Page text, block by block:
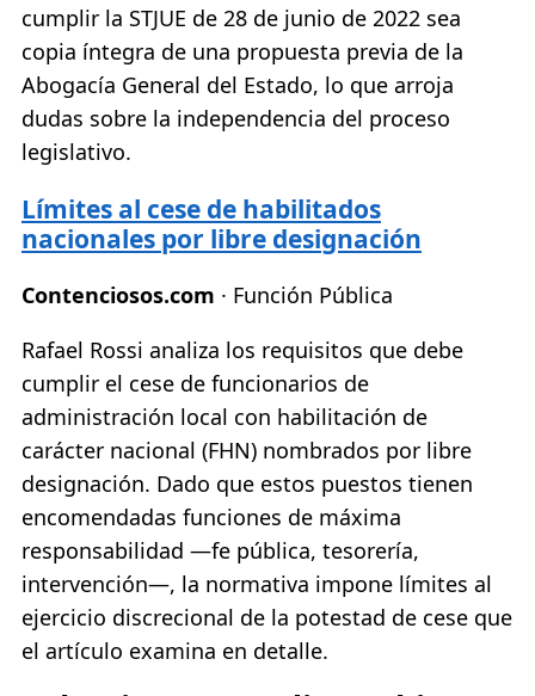
cumplir la STJUE de 28 de junio de 2022 sea
copia íntegra de una propuesta previa de la
Abogacía General del Estado, lo que arroja
dudas sobre la independencia del proceso
legislativo.
Límites al cese de habilitados
nacionales por libre designación
Contenciosos.com · Función Pública
Rafael Rossi analiza los requisitos que debe
cumplir el cese de funcionarios de
administración local con habilitación de
carácter nacional (FHN) nombrados por libre
designación. Dado que estos puestos tienen
encomendadas funciones de máxima
responsabilidad —fe pública, tesorería,
intervención—, la normativa impone límites al
ejercicio discrecional de la potestad de cese que
el artículo examina en detalle.